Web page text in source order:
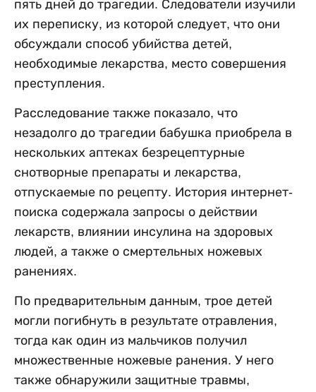
пять дней до трагедии. Следователи изучили
их переписку, из которой следует, что они
обсуждали способ убийства детей,
необходимые лекарства, место совершения
преступления.
Расследование также показало, что
незадолго до трагедии бабушка приобрела в
нескольких аптеках безрецептурные
снотворные препараты и лекарства,
отпускаемые по рецепту. История интернет-
поиска содержала запросы о действии
лекарств, влиянии инсулина на здоровых
людей, а также о смертельных ножевых
ранениях.
По предварительным данным, трое детей
могли погибнуть в результате отравления,
тогда как один из мальчиков получил
множественные ножевые ранения. У него
также обнаружили защитные травмы,